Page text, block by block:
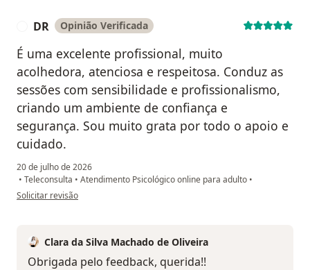
DR Opinião Verificada
É uma excelente profissional, muito
acolhedora, atenciosa e respeitosa. Conduz as
sessões com sensibilidade e profissionalismo,
criando um ambiente de confiança e
segurança. Sou muito grata por todo o apoio e
cuidado.
20 de julho de 2026
• Teleconsulta • Atendimento Psicológico online para adulto •
na opinião do utilizador DR
Solicitar revisão
Clara da Silva Machado de Oliveira
Obrigada pelo feedback, querida!!